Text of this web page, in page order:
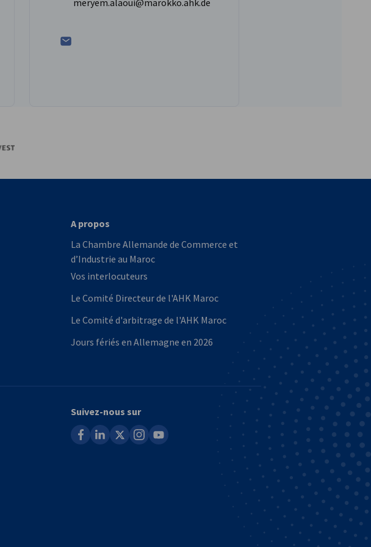
meryem.alaoui@marokko.ahk.de
A propos
La Chambre Allemande de Commerce et
d’Industrie au Maroc
Vos interlocuteurs
Le Comité Directeur de l'AHK Maroc
Le Comité d'arbitrage de l'AHK Maroc
Jours fériés en Allemagne en 2026
Suivez-nous sur
facebooklinkedin instagram
youtube